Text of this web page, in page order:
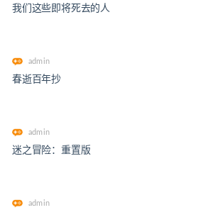
我们这些即将死去的人
admin
春逝百年抄
admin
迷之冒险：重置版
admin